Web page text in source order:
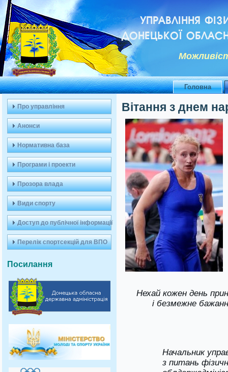
УПРАВЛІННЯ
ДОНЕЦЬКОЇ
Головна
Про управління
Анонси
Нормативна база
Програми і проекти
Прозора влада
Види спорту
Доступ до публічної інформації
Перелік спортсекцій для ВПО
Посилання
Вітання з днем
Нехай кожен день
і безмежне
Начальник
з питань